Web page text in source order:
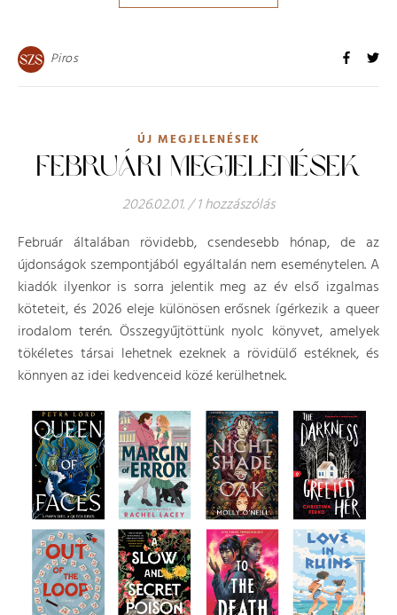
Piros
ÚJ MEGJELENÉSEK
FEBRUÁRI MEGJELENÉSEK
2026.02.01./ 1 hozzászólás
Február általában rövidebb, csendesebb hónap, de az
újdonságok szempontjából egyáltalán nem eseménytelen. A
kiadók ilyenkor is sorra jelentik meg az év első izgalmas
köteteit, és 2026 eleje különösen erősnek ígérkezik a queer
irodalom terén. Összegyűjtöttünk nyolc könyvet, amelyek
tökéletes társai lehetnek ezeknek a rövidülő estéknek, és
könnyen az idei kedvenceid közé kerülhetnek.